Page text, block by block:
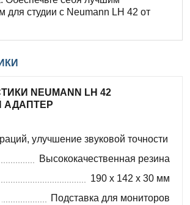
для студии с Neumann LH 42 от
NEUMANN LH 42
АДАПТЕР
улучшение звуковой точности
Высококачественная резина
190 x 142 x 30 мм
Подставка для мониторов